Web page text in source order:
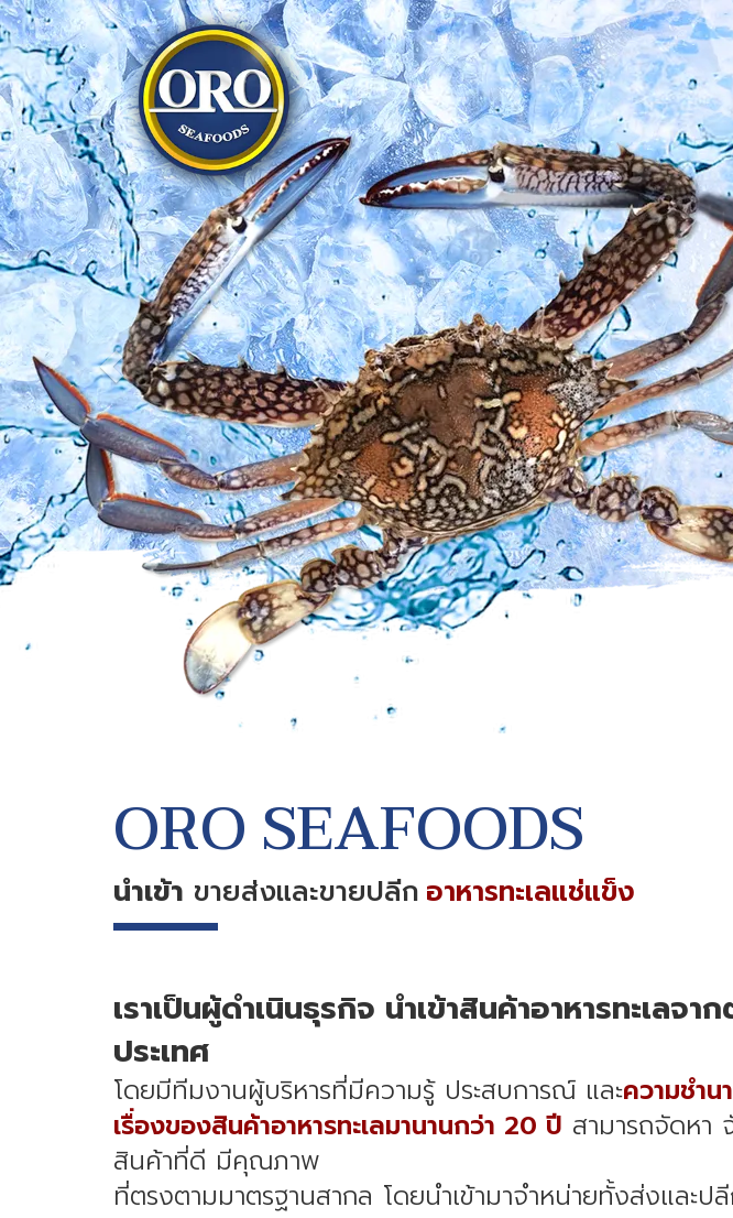
ORO SEAFOODS
นำเข้า ขายส่งและขายปลีก อาหารทะเลแช่แข็ง
เราเป็นผู้ดำเนินธุรกิจ นำเข้าสินค้าอาหารทะเลจา
ประเทศ
โดยมีทีมงานผู้บริหารที่มีความรู้ ประสบการณ์ และความชำน
เรื่องของสินค้าอาหารทะเลมานานกว่า 20 ปี สามารถจัดหา
สินค้าที่ดี มีคุณภาพ
ที่ตรงตามมาตรฐานสากล โดยนำเข้ามาจำหน่ายทั้งส่งและป